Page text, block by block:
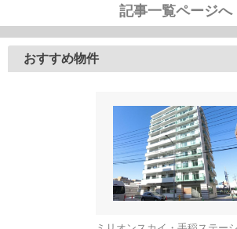
記事一覧ページへ
おすすめ物件